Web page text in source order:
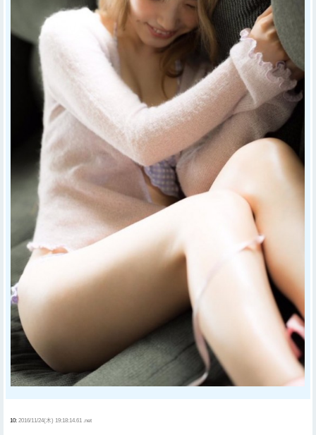
10: 2016/11/24(木) 19:18:14.61 .net